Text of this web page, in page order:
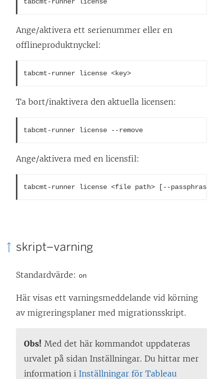
tabcmt-runner license
Ange/aktivera ett serienummer eller en
offlineproduktnyckel:
tabcmt-runner license <key>
Ta bort/inaktivera den aktuella licensen:
tabcmt-runner license --remove
Ange/aktivera med en licensfil:
tabcmt-runner license <file path> [--
skript–varning
Standardvärde: on
Här visas ett varningsmeddelande vid körning
av migreringsplaner med migrationsskript.
Obs! Med det här kommandot uppdateras
urvalet på sidan Inställningar. Du hittar mer
information i Inställningar för Tableau